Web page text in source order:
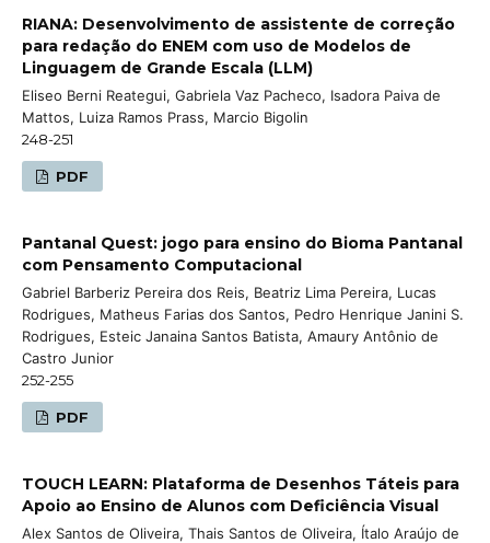
RIANA: Desenvolvimento de assistente de correção
para redação do ENEM com uso de Modelos de
Linguagem de Grande Escala (LLM)
Eliseo Berni Reategui, Gabriela Vaz Pacheco, Isadora Paiva de
Mattos, Luiza Ramos Prass, Marcio Bigolin
248-251
PDF
Pantanal Quest: jogo para ensino do Bioma Pantanal
com Pensamento Computacional
Gabriel Barberiz Pereira dos Reis, Beatriz Lima Pereira, Lucas
Rodrigues, Matheus Farias dos Santos, Pedro Henrique Janini S.
Rodrigues, Esteic Janaina Santos Batista, Amaury Antônio de
Castro Junior
252-255
PDF
TOUCH LEARN: Plataforma de Desenhos Táteis para
Apoio ao Ensino de Alunos com Deficiência Visual
Alex Santos de Oliveira, Thais Santos de Oliveira, Ítalo Araújo de